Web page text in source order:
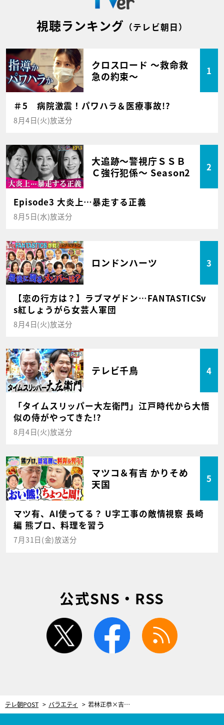
視聴ランキング （テレビ朝日）
クロスロード ～救命救
急の約束～
1
＃5 病院激震！パワハラ＆医療事故!?
8月4日(火)放送分
大追跡～警視庁ＳＳＢ
Ｃ強行犯係～ Season2
2
Episode3 大炎上…暴走する正義
8月5日(水)放送分
ロンドンハーツ 3
【恋の行方は？】ラブマゲドン…FANTASTICSv
s紅しょうがら女芸人軍団
8月4日(火)放送分
テレビ千鳥 4
「タイムスリッパー大左衛門」江戸時代から大悟
似の侍がやってきた!?
8月4日(火)放送分
マツコ＆有吉 かりそめ
天国
5
マツ有、AI使ってる？ U字工事の敵情視察 長崎
編 熊プロ、料理を習う
7月31日(金)放送分
公式SNS・RSS
twitter facebook
テレ朝POST バラエティ 若林正恭×吉村崇×澤部佑のSPユニットがネタ披露も…かもめんたる・う大「作品性が低い」